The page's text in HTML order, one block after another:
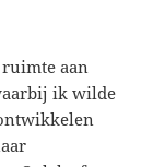
aan
ik wilde